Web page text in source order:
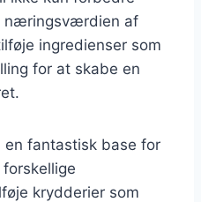
næringsværdien af
ingredienser som
for at skabe en
fantastisk base for
krydderier som